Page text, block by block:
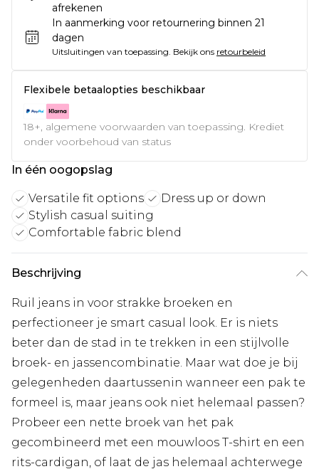
afrekenen
In aanmerking voor retournering binnen 21
dagen
Uitsluitingen van toepassing. Bekijk ons retourbeleid
Flexibele betaalopties beschikbaar
18+, algemene voorwaarden van toepassing. Krediet
onder voorbehoud van status
In één oogopslag
Versatile fit options
Dress up or down
Stylish casual suiting
Comfortable fabric blend
Beschrijving
Ruil jeans in voor strakke broeken en
perfectioneer je smart casual look. Er is niets
beter dan de stad in te trekken in een stijlvolle
broek- en jassencombinatie. Maar wat doe je bij
gelegenheden daartussenin wanneer een pak te
formeel is, maar jeans ook niet helemaal passen?
Probeer een nette broek van het pak
gecombineerd met een mouwloos T-shirt en een
rits-cardigan, of laat de jas helemaal achterwege